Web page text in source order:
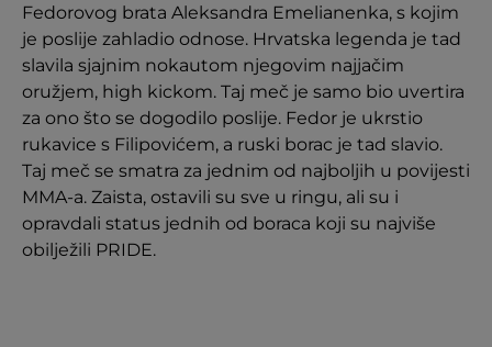
Fedorovog brata Aleksandra Emelianenka, s kojim
je poslije zahladio odnose. Hrvatska legenda je tad
slavila sjajnim nokautom njegovim najjačim
oružjem, high kickom. Taj meč je samo bio uvertira
za ono što se dogodilo poslije. Fedor je ukrstio
rukavice s Filipovićem, a ruski borac je tad slavio.
Taj meč se smatra za jednim od najboljih u povijesti
MMA-a. Zaista, ostavili su sve u ringu, ali su i
opravdali status jednih od boraca koji su najviše
obilježili PRIDE.